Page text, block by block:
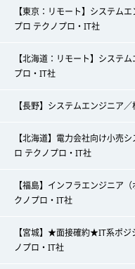
【東京：リモート】システム
プロ テクノプロ・IT社
【北海道：リモート】システ
プロ・IT社
【長野】システムエンジニア
【北海道】電力会社向け小売
ロ テクノプロ・IT社
【福島】インフラエンジニア
クノプロ・IT社
【宮城】★面接確約★IT系ポジ
ノプロ・IT社